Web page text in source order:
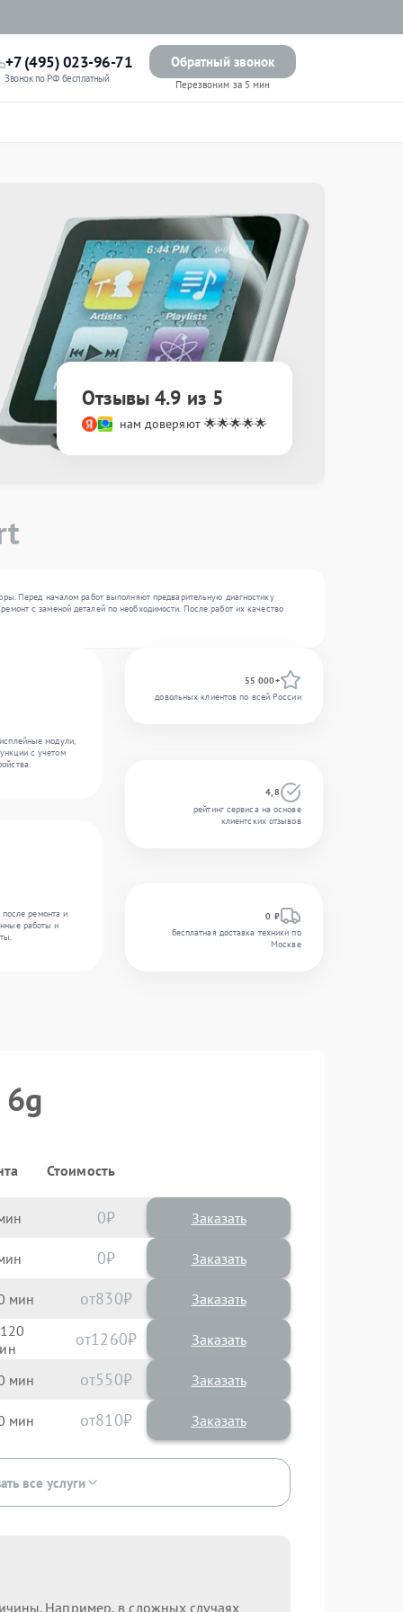
+7 (495) 023-96-71
Звонок по РФ бесплатный
Обратный звонок
Перезвоним за 5 мин
Отзывы 4.9 из 5
нам доверяют 🌟🌟🌟🌟🌟
Перед началом работ выполняют предварительную диагностику
с заменой деталей по необходимости. После работ их качество
модули,
с учетом
ремонта и
работы и
55 000+
довольных клиентов по всей России
4,8
рейтинг сервиса на основе
клиентских отзывов
0 ₽
бесплатная доставка техники по
Москве
Стоимость
0 Заказать
0 Заказать
830
120 1260
550
810
все услуги
Например, в сложных случаях